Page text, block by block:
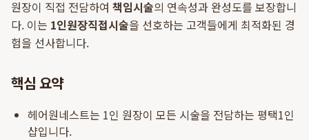
원장이 직접 전담하여 책임시술의 연속성과 완성도를 보장합니
다. 이는 1인원장직접시술을 선호하는 고객들에게 최적화된 경
험을 선사합니다.
핵심 요약
헤어원네스트는 1인 원장이 모든 시술을 전담하는 평택1인
샵입니다.